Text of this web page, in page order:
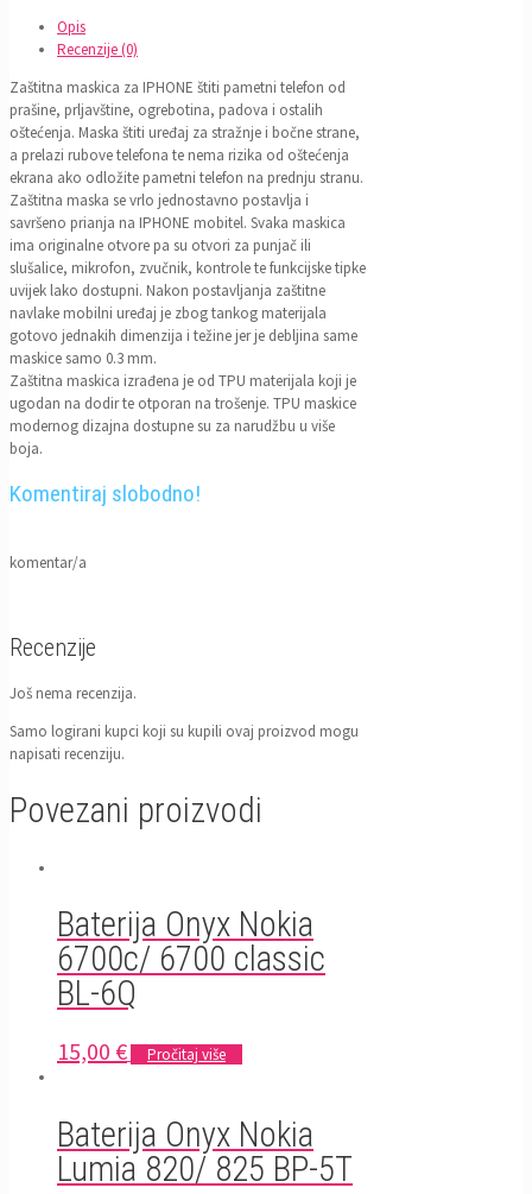
Opis
Recenzije (0)
Zaštitna maskica za IPHONE štiti pametni telefon od
prašine, prljavštine, ogrebotina, padova i ostalih
oštećenja. Maska štiti uređaj za stražnje i bočne strane,
a prelazi rubove telefona te nema rizika od oštećenja
ekrana ako odložite pametni telefon na prednju stranu.
Zaštitna maska se vrlo jednostavno postavlja i
savršeno prianja na IPHONE mobitel. Svaka maskica
ima originalne otvore pa su otvori za punjač ili
slušalice, mikrofon, zvučnik, kontrole te funkcijske tipke
uvijek lako dostupni. Nakon postavljanja zaštitne
navlake mobilni uređaj je zbog tankog materijala
gotovo jednakih dimenzija i težine jer je debljina same
maskice samo 0.3 mm.
Zaštitna maskica izrađena je od TPU materijala koji je
ugodan na dodir te otporan na trošenje. TPU maskice
modernog dizajna dostupne su za narudžbu u više
boja.
Komentiraj slobodno!
komentar/a
Recenzije
Još nema recenzija.
Samo logirani kupci koji su kupili ovaj proizvod mogu
napisati recenziju.
Povezani proizvodi
Baterija Onyx Nokia
6700c/ 6700 classic
BL-6Q
15,00 € Pročitaj više
Baterija Onyx Nokia
Lumia 820/ 825 BP-5T